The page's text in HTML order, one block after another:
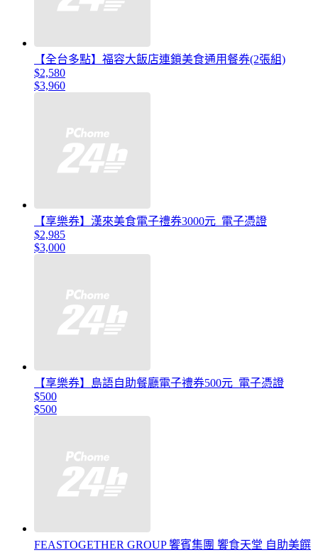
【全台多點】福容大飯店連鎖美食通用餐券(2張組)
$2,580
$3,960
【享樂券】漢來美食電子禮券3000元_電子憑證
$2,985
$3,000
【享樂券】島語自助餐廳電子禮券500元_電子憑證
$500
$500
FEASTOGETHER GROUP 饗賓集團 饗食天堂 自助美饌